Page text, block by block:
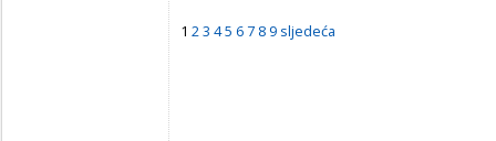
1 23 45 6 7 8 9 sljedeća